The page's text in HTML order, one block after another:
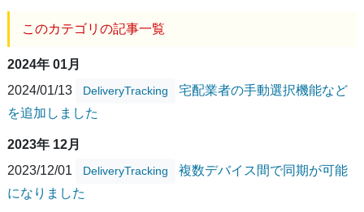
このカテゴリの記事一覧
2024年 01月
2024/01/13
DeliveryTracking
宅配業者の手動選択機能など
を追加しました
2023年 12月
2023/12/01
DeliveryTracking
複数デバイス間で同期が可能
になりました